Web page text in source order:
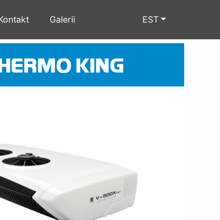
Galerii EST